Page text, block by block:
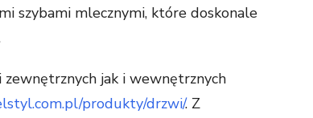
szybami mlecznymi, które doskonale
jak i wewnętrznych
produkty/drzwi/. Z